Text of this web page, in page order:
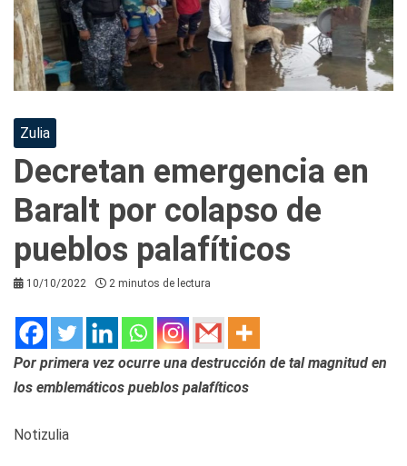
Zulia
Decretan emergencia en
Baralt por colapso de
pueblos palafíticos
10/10/2022 2 minutos de lectura
Por primera vez ocurre una destrucción de tal magnitud en
los emblemáticos pueblos palafíticos
Notizulia